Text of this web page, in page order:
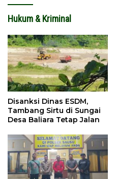
Hukum & Kriminal
Disanksi Dinas ESDM,
Tambang Sirtu di Sungai
Desa Baliara Tetap Jalan